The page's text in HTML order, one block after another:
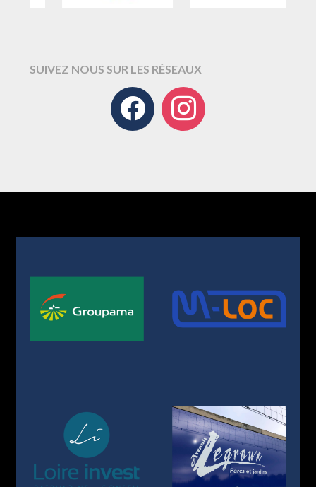
SUIVEZ NOUS SUR LES RÉSEAUX